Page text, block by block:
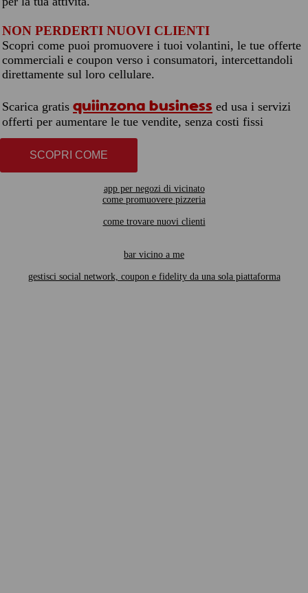
NON PERDERTI NUOVI CLIENTI
Scopri come puoi promuovere i tuoi volantini, le tue offerte
commerciali e coupon verso i consumatori, intercettandoli
direttamente sul loro cellulare.
Scarica gratis quiinzona business ed usa i servizi
offerti per aumentare le tue vendite, senza costi fissi
SCOPRI COME
app per negozi di vicinato
come promuovere pizzeria
come trovare nuovi clienti
bar vicino a me
gestisci social network, coupon e fidelity da una sola piattaforma